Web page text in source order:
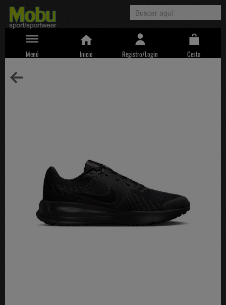
Menú Inicio Registro/Login Cesta